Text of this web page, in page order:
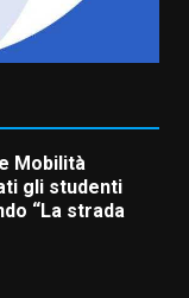
sera
Uccio De
Mobilità
gli studenti
“La strada